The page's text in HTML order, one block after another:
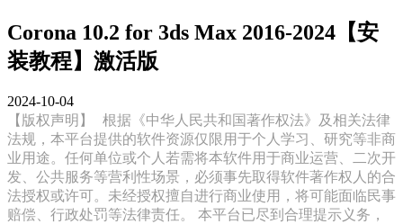
Corona 10.2 for 3ds Max 2016-2024【安
装教程】激活版
2024-10-04
【版权声明】
根据《中华人民共和国著作权法》及相关法律
法规，本平台提供的软件资源仅限用于个人学习、研究等非商
业用途。任何单位或个人若需将本软件用于商业运营、二次开
发、公共服务等营利性场景，必须事先取得软件著作权人的合
法授权或许可。未经授权擅自进行商业使用，将可能面临民事
赔偿、行政处罚等法律责任。 本平台已尽到合理提示义务，